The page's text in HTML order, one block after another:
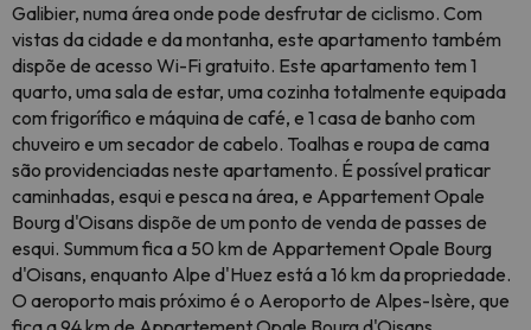
Galibier, numa área onde pode desfrutar de ciclismo. Com
vistas da cidade e da montanha, este apartamento também
dispõe de acesso Wi-Fi gratuito. Este apartamento tem 1
quarto, uma sala de estar, uma cozinha totalmente equipada
com frigorífico e máquina de café, e 1 casa de banho com
chuveiro e um secador de cabelo. Toalhas e roupa de cama
são providenciadas neste apartamento. É possível praticar
caminhadas, esqui e pesca na área, e Appartement Opale
Bourg d'Oisans dispõe de um ponto de venda de passes de
esqui. Summum fica a 50 km de Appartement Opale Bourg
d'Oisans, enquanto Alpe d'Huez está a 16 km da propriedade.
O aeroporto mais próximo é o Aeroporto de Alpes-Isère, que